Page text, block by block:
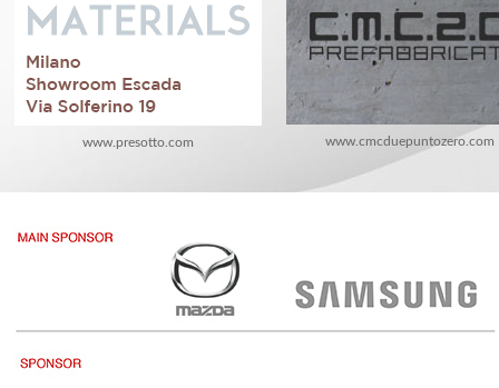
www.presotto.com www.cmcduepuntozero.com